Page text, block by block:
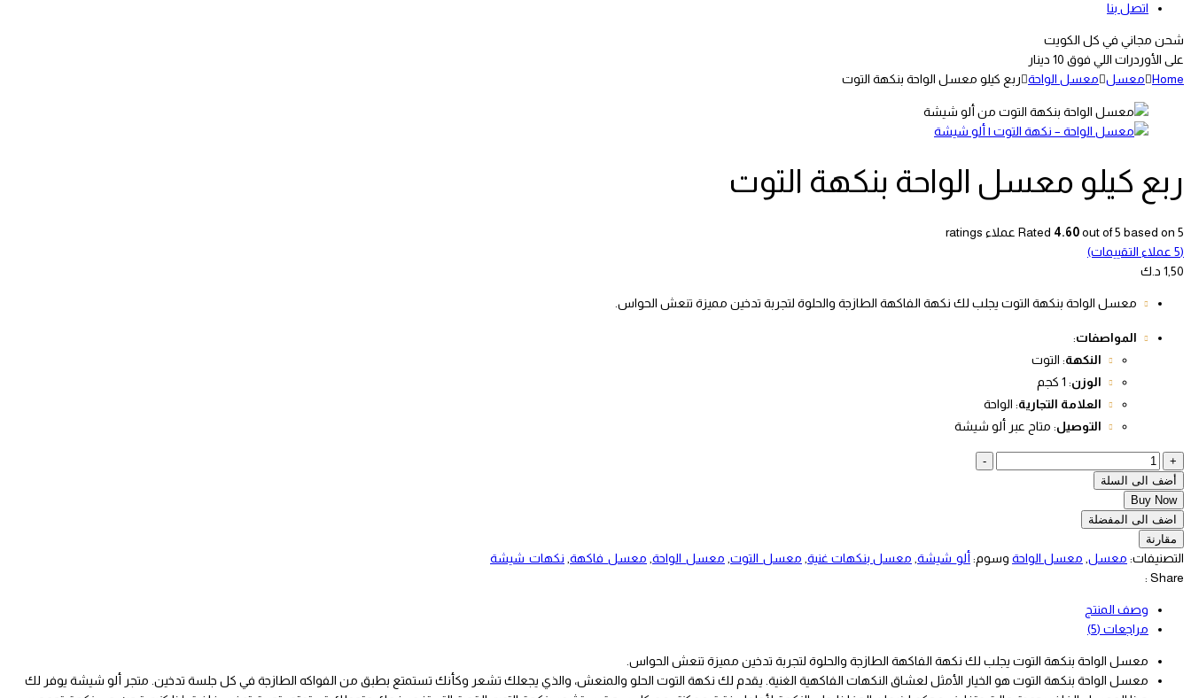
اتصل بنا
شحن مجاني في كل الكويت
على الأوردرات اللي فوق 10 دينار
Home معسل معسل الواحة ربع كيلو معسل الواحة بنكهة التوت
ربع كيلو معسل الواحة بنكهة التوت
Rated 4.60out of 5 based on 5
عملاء ratings
(
5 عملاء التقييمات)
1,50 د.ك
معسل الواحة بنكهة التوت يجلب لك نكهة الفاكهة الطازجة والحلوة لتجربة تدخين مميزة تنعش الحواس.
المواصفات:
النكهة: التوت
الوزن: 1 كجم
العلامة التجارية: الواحة
التوصيل: متاح عبر ألو شيشة
+
ربع
كيلو
معسل
الواحة
بنكهة
التوت
quantity
-
أضف الى السلة
Buy Now
اضف الى المفضلة
مقارنة
التصنيفات: معسل, معسل الواحة وسوم: ألو_شيشة, معسل بنكهات غنية, معسل_التوت, معسل_الواحة, معسل_فاكهة, نكهات_شيشة
Share :
وصف المنتج
مراجعات (5)
معسل الواحة بنكهة التوت يجلب لك نكهة الفاكهة الطازجة والحلوة لتجربة تدخين مميزة تنعش الحواس.
معسل الواحة بنكهة التوت هو الخيار الأمثل لعشاق النكهات الفاكهية الغنية. يقدم لك نكهة التوت الحلو والمنعش، والذي يجعلك تشعر وكأنك تستمتع بطبق من الفواكه الطازجة في كل جلسة تدخين. متجر ألو شيشة يوفر لك